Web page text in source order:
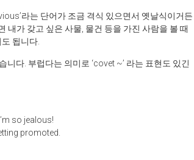
라는 단어가 조금 격식 있으면서 옛날식이거든
내가 갖고 싶은 사물, 물건 등을 가진 사람을 볼 때
도 됩니다.
니다. 부럽다는 의미로 ‘covet ~’ 라는 표현도 있긴
so jealous!
promoted.